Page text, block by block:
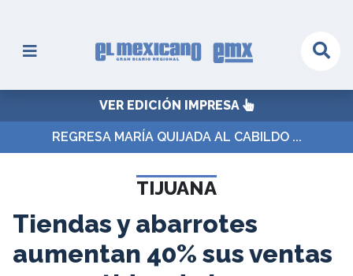
VER EDICIÓN IMPRESA
REGRESA MARÍA QUIJADA AL CABILDO ...
TIJUANA
Tiendas y abarrotes
aumentan 40% sus ventas